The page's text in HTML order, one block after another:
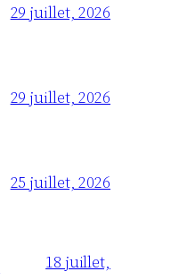
29 juillet, 2026
29 juillet, 2026
25 juillet, 2026
18 juillet,